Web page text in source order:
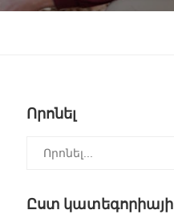
Որոնել
Ըստ կատեգորիայի